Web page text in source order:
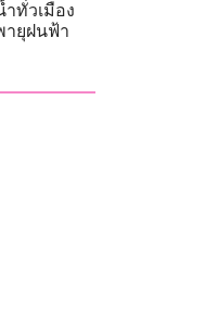
ำทั่วเมือง
ยุฝนฟ้า